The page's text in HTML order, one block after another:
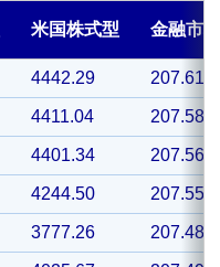
米国株式型 金融市
4442.29 207.61
4411.04 207.58
4401.34 207.56
4244.50 207.55
3777.26 207.48